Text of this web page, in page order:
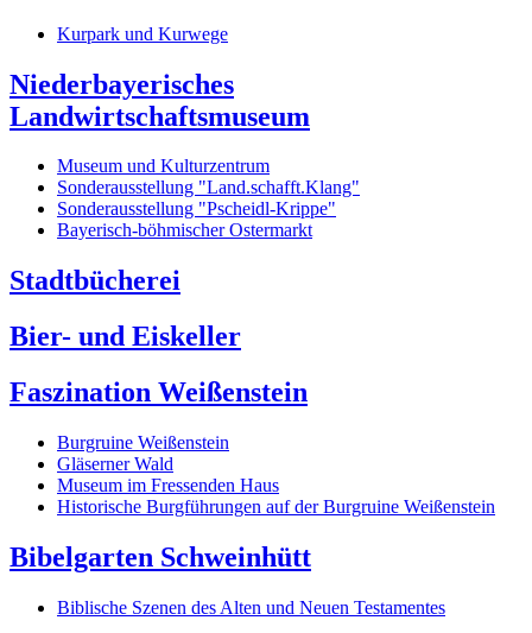
Kurpark und Kurwege
Niederbayerisches
Landwirtschaftsmuseum
Museum und Kulturzentrum
Sonderausstellung "Land.schafft.Klang"
Sonderausstellung "Pscheidl-Krippe"
Bayerisch-böhmischer Ostermarkt
Stadtbücherei
Bier- und Eiskeller
Faszination Weißenstein
Burgruine Weißenstein
Gläserner Wald
Museum im Fressenden Haus
Historische Burgführungen auf der Burgruine Weißenstein
Bibelgarten Schweinhütt
Biblische Szenen des Alten und Neuen Testamentes